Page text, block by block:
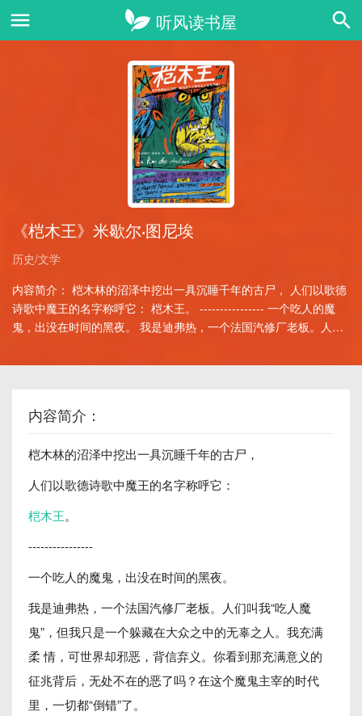
《桤木王》米歇尔·图尼埃
历史/文学
内容简介： 桤木林的沼泽中挖出一具沉睡千年的古尸， 人们以歌德
诗歌中魔王的名字称呼它： 桤木王。 ---------------- 一个吃人的魔
鬼，出没在时间的黑夜。 我是迪弗热，一个法国汽修厂老板。人们
内容简介：
桤木林的沼泽中挖出一具沉睡千年的古尸，
人们以歌德诗歌中魔王的名字称呼它：
桤木王。
----------------
一个吃人的魔鬼，出没在时间的黑夜。
我是迪弗热，一个法国汽修厂老板。人们叫我“吃人魔
鬼”，但我只是一个躲藏在大众之中的无辜之人。我充满
柔 情，可世界却邪恶，背信弃义。你看到那充满意义的
征兆背后，无处不在的恶了吗？在这个魔鬼主宰的时代
里，一切都“倒错”了。